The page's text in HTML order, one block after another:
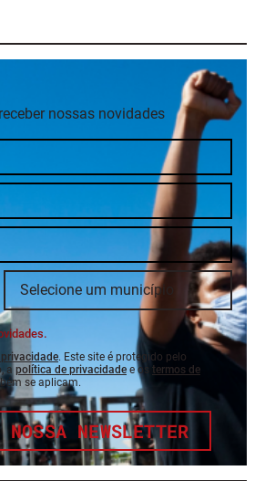
nossas novidades
. Este site é protegido pelo
a política de privacidade e os termos de
se aplicam.
NEWSLETTER